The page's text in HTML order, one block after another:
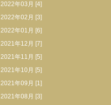
2022年03月 [4]
2022年02月 [3]
2022年01月 [6]
2021年12月 [7]
2021年11月 [5]
2021年10月 [5]
2021年09月 [1]
2021年08月 [3]